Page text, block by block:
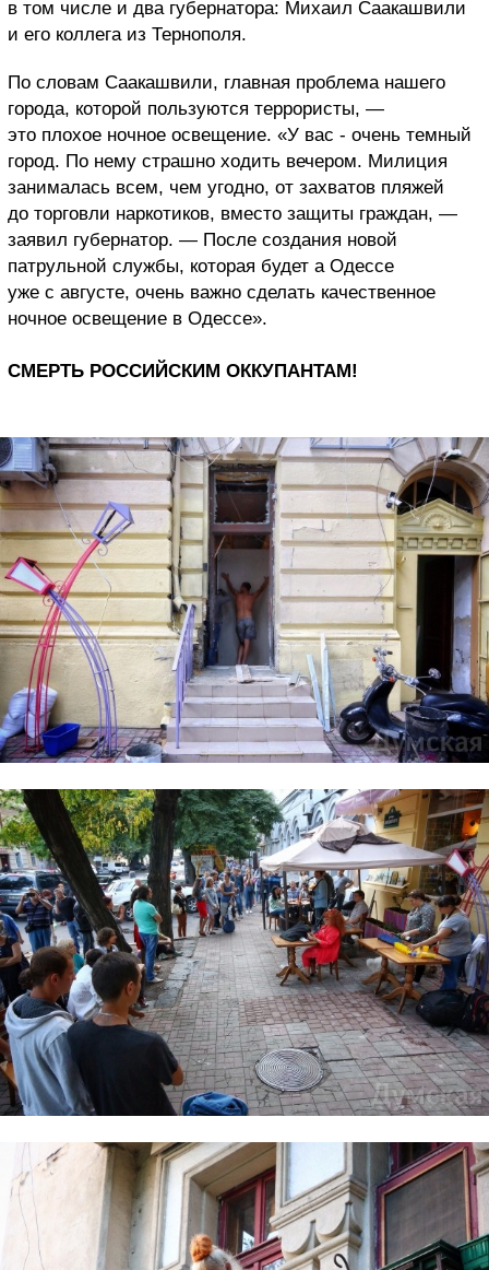
в том числе и два губернатора: Михаил Саакашвили
и его коллега из Тернополя.
По словам Саакашвили, главная проблема нашего
города, которой пользуются террористы, —
это плохое ночное освещение. «У вас - очень темный
город. По нему страшно ходить вечером. Милиция
занималась всем, чем угодно, от захватов пляжей
до торговли наркотиков, вместо защиты граждан, —
заявил губернатор. — После создания новой
патрульной службы, которая будет а Одессе
уже с августе, очень важно сделать качественное
ночное освещение в Одессе».
СМЕРТЬ РОССИЙСКИМ ОККУПАНТАМ!